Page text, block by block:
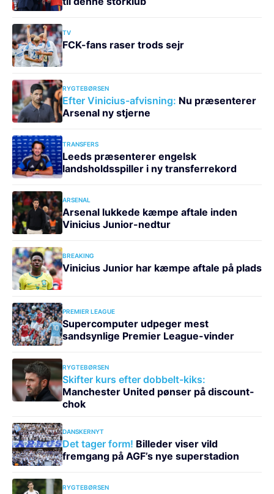
TV
FCK-fans raser trods sejr
RYGTEBØRSEN
Efter Vinicius-afvisning: Nu præsenterer
Arsenal ny stjerne
TRANSFERS
Leeds præsenterer engelsk
landsholdsspiller i ny transferrekord
ARSENAL
Arsenal lukkede kæmpe aftale inden
Vinicius Junior-nedtur
BREAKING
Vinicius Junior har kæmpe aftale på plads
PREMIER LEAGUE
Supercomputer udpeger mest
sandsynlige Premier League-vinder
RYGTEBØRSEN
Skifter kurs efter dobbelt-kiks:
Manchester United pønser på discount-
chok
DANSKERNYT
Det tager form! Billeder viser vild
fremgang på AGF’s nye superstadion
RYGTEBØRSEN